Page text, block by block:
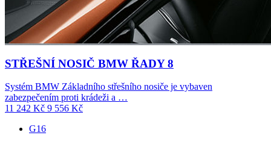
STŘEŠNÍ NOSIČ BMW ŘADY 8
Systém BMW Základního střešního nosiče je vybaven
zabezpečením proti krádeži a …
11 242 Kč 9 556 Kč
G16